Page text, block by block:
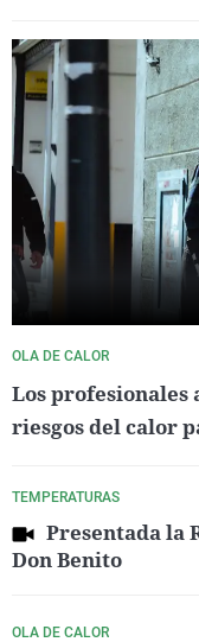
OLA DE CALOR
Los profesionales
riesgos del calor
TEMPERATURAS
Presentada la
Don Benito
OLA DE CALOR